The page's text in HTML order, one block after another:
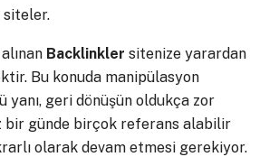
siteler.
Backlinkler sitenize yarardan
Bu konuda manipülasyon
yanı, geri dönüşün oldukça zor
bir günde birçok referans alabilir
olarak devam etmesi gerekiyor.